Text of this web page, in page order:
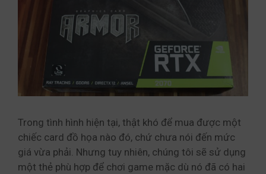
Trong tình hình hiện tại, thật khó để mua được một
chiếc card đồ họa nào đó, chứ chưa nói đến mức
giá vừa phải. Nhưng tuy nhiên, chúng tôi sẽ sử dụng
một thẻ phù hợp để chơi game mặc dù nó đã có hai